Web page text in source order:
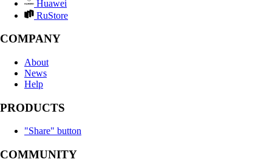
Huawei
RuStore
COMPANY
About
News
Help
PRODUCTS
"Share" button
COMMUNITY